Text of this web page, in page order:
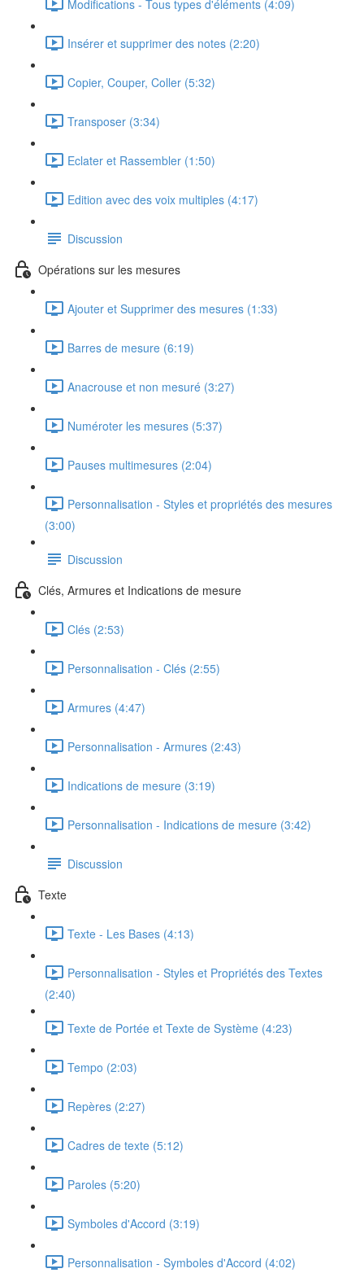
Modifications - Tous types d'éléments (4:09)
Insérer et supprimer des notes (2:20)
Copier, Couper, Coller (5:32)
Transposer (3:34)
Eclater et Rassembler (1:50)
Edition avec des voix multiples (4:17)
Discussion
Opérations sur les mesures
Ajouter et Supprimer des mesures (1:33)
Barres de mesure (6:19)
Anacrouse et non mesuré (3:27)
Numéroter les mesures (5:37)
Pauses multimesures (2:04)
Personnalisation - Styles et propriétés des mesures
(3:00)
Discussion
Clés, Armures et Indications de mesure
Clés (2:53)
Personnalisation - Clés (2:55)
Armures (4:47)
Personnalisation - Armures (2:43)
Indications de mesure (3:19)
Personnalisation - Indications de mesure (3:42)
Discussion
Texte
Texte - Les Bases (4:13)
Personnalisation - Styles et Propriétés des Textes
(2:40)
Texte de Portée et Texte de Système (4:23)
Tempo (2:03)
Repères (2:27)
Cadres de texte (5:12)
Paroles (5:20)
Symboles d'Accord (3:19)
Personnalisation - Symboles d'Accord (4:02)